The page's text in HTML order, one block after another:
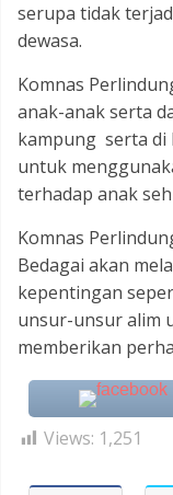
r
a
a
n
f
s
i
k
d
n
p
e
g
a
i
y
a
n
serupa tidak
dewasa.
Komnas
anak-anak serta
kampung serta di
untuk
terhadap anak
Komnas
Bedagai akan
kepentingan
unsur-unsur alim
memberikan
Views: 1,251